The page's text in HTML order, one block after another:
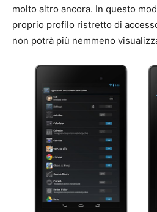
molto altro ancora. In questo
proprio profilo ristretto di
non potrà più nemmeno